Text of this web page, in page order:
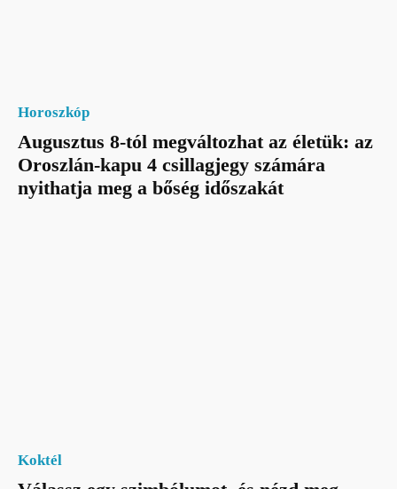
Horoszkóp
Augusztus 8-tól megváltozhat az életük: az
Oroszlán-kapu 4 csillagjegy számára
nyithatja meg a bőség időszakát
Koktél